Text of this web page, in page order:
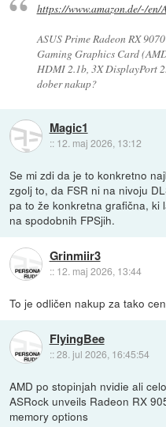
https://www.amazon.de/-/en/
ASUS Prime Radeon RX
Gaming Graphics Card
HDMI 2.1b, 3X DisplayPort
dober nakup?
Magic1
:: 12. maj 2026, 13:12
Se mi zdi da je to konkretno
zgolj to, da FSR ni na nivoju
pa to že konkretna grafična,
na spodobnih FPSjih.
Grinmiir3
:: 12. maj 2026, 13:44
To je odličen nakup za tako
FlyingBee
::28. jul 2026, 16:45:54
AMD po stopinjah nvidie ali
ASRock unveils Radeon RX
memory options